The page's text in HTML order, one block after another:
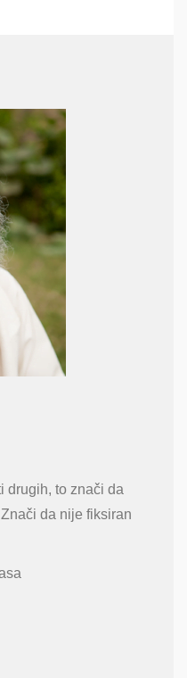
drugih, to znači da
da nije fiksiran